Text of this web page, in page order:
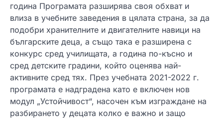
година Програмата разширява своя обхват и
влиза в учебните заведения в цялата страна, за да
подобри хранителните и двигателните навици на
българските деца, а също така е разширена с
конкурс сред училищата, а година по-късно и
сред детските градини, който оценява най-
активните сред тях. През учебната 2021-2022 г.
програмата е надградена като е включен нов
модул „Устойчивост“, насочен към изграждане на
разбирането у децата колко е важно и защо